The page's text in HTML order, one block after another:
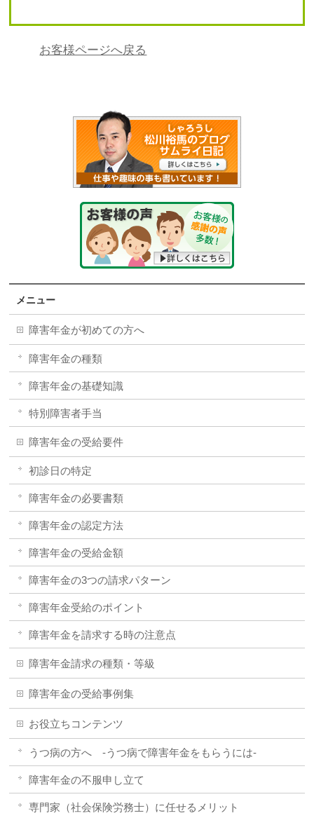
お客様ページへ戻る
メニュー
障害年金が初めての方へ
障害年金の種類
障害年金の基礎知識
特別障害者手当
障害年金の受給要件
初診日の特定
障害年金の必要書類
障害年金の認定方法
障害年金の受給金額
障害年金の3つの請求パターン
障害年金受給のポイント
障害年金を請求する時の注意点
障害年金請求の種類・等級
障害年金の受給事例集
お役立ちコンテンツ
うつ病の方へ -うつ病で障害年金をもらうには-
障害年金の不服申し立て
専門家（社会保険労務士）に任せるメリット